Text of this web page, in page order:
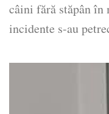
câini fără stăpân
incidente s-au